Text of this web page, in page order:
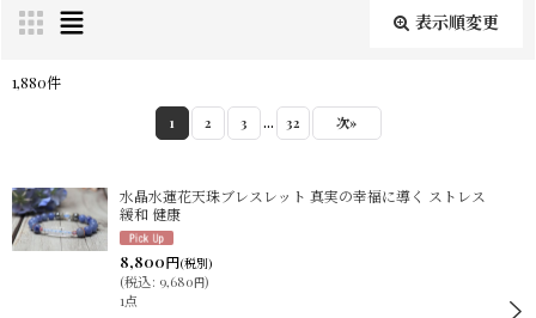
表示順変更
在庫あり
並び順:
1,880件
1 2 3 ... 32 次»
水晶水蓮花天珠ブレスレット 真実の幸福に導く ストレス
緩和 健康
8,800円(税別)
(税込: 9,680円)
1点